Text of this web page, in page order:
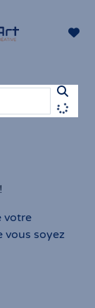
votre
vous soyez